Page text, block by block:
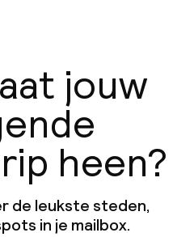
jouw
heen?
de leukste steden,
in je mailbox.